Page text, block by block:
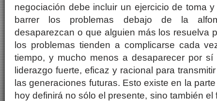
negociación debe incluir un ejercicio de toma
barrer los problemas debajo de la
desaparezcan o que alguien más los resuelva
los problemas tienden a complicarse cada
tiempo, y mucho menos a desaparecer por sí
liderazgo fuerte, eficaz y racional para
las generaciones futuras. Esto existe en la
hoy definirá no sólo el presente, sino también